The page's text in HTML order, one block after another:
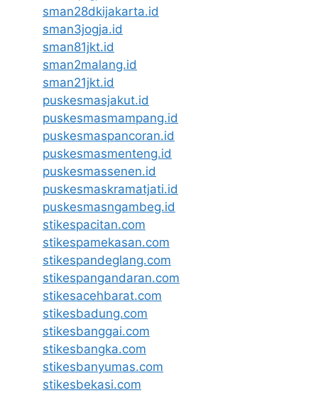
sman28dkijakarta.id
sman3jogja.id
sman81jkt.id
sman2malang.id
sman21jkt.id
puskesmasjakut.id
puskesmasmampang.id
puskesmaspancoran.id
puskesmasmenteng.id
puskesmassenen.id
puskesmaskramatjati.id
puskesmasngambeg.id
stikespacitan.com
stikespamekasan.com
stikespandeglang.com
stikespangandaran.com
stikesacehbarat.com
stikesbadung.com
stikesbanggai.com
stikesbangka.com
stikesbanyumas.com
stikesbekasi.com